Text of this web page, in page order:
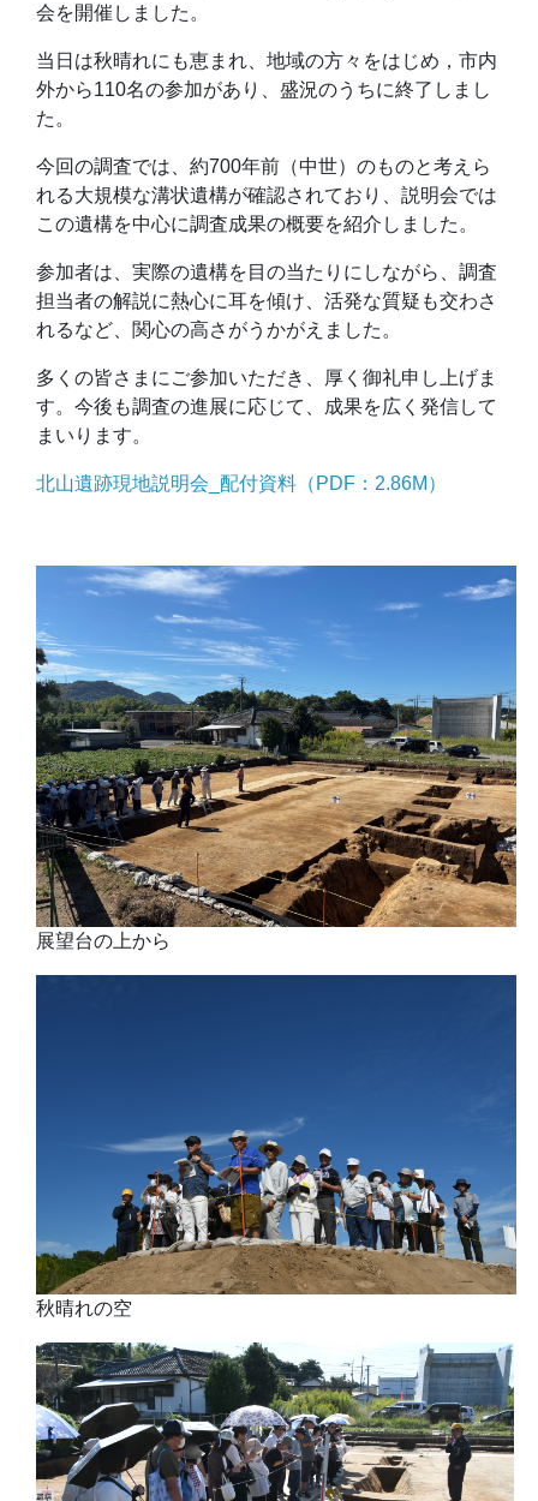
会を開催しました。
当日は秋晴れにも恵まれ、地域の方々をはじめ，市内
外から110名の参加があり、盛況のうちに終了しまし
た。
今回の調査では、約700年前（中世）のものと考えら
れる大規模な溝状遺構が確認されており、説明会では
この遺構を中心に調査成果の概要を紹介しました。
参加者は、実際の遺構を目の当たりにしながら、調査
担当者の解説に熱心に耳を傾け、活発な質疑も交わさ
れるなど、関心の高さがうかがえました。
多くの皆さまにご参加いただき、厚く御礼申し上げま
す。今後も調査の進展に応じて、成果を広く発信して
まいります。
北山遺跡現地説明会_配付資料（PDF：2.86M）
展望台の上から
秋晴れの空